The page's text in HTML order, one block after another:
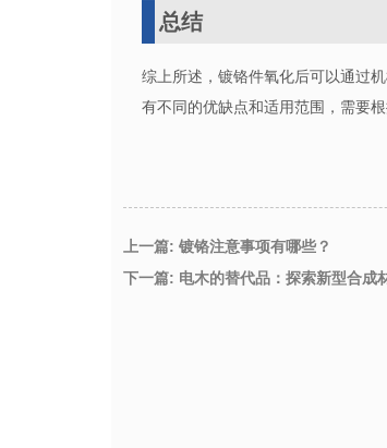
总结
综上所述，镀铬件氧化后可以通过
有不同的优缺点和适用范围，需要
上一篇: 镀铬注意事项有哪些？
下一篇: 电木的替代品：探索新型合成